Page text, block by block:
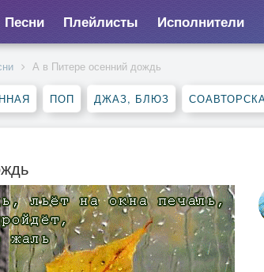
Песни Плейлисты Исполнители
А в Питере осенний дождь
ПОП ДЖАЗ, БЛЮЗ